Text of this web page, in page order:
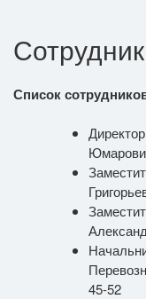
Список
45-52